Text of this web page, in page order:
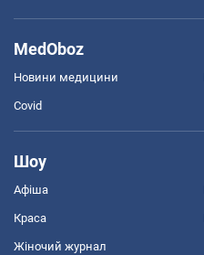
MedOboz
Новини медицини
Covid
Шоу
Афіша
Краса
Жіночий журнал